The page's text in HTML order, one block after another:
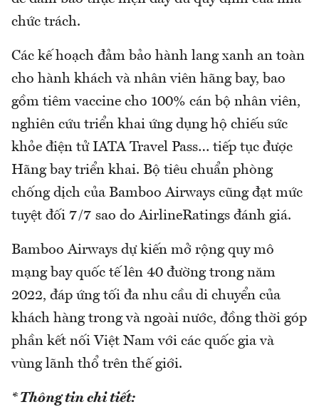
chức trách.
Các kế hoạch đảm bảo hành lang xanh an toàn
cho hành khách và nhân viên hãng bay, bao
gồm tiêm vaccine cho 100% cán bộ nhân viên,
nghiên cứu triển khai ứng dụng hộ chiếu sức
khỏe điện tử IATA Travel Pass… tiếp tục được
Hãng bay triển khai. Bộ tiêu chuẩn phòng
chống dịch của Bamboo Airways cũng đạt mức
tuyệt đối 7/7 sao do AirlineRatings đánh giá.
Bamboo Airways dự kiến mở rộng quy mô
mạng bay quốc tế lên 40 đường trong năm
2022, đáp ứng tối đa nhu cầu di chuyển của
khách hàng trong và ngoài nước, đồng thời góp
phần kết nối Việt Nam với các quốc gia và
vùng lãnh thổ trên thế giới.
* Thông tin chi tiết: